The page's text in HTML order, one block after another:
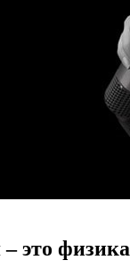
это физика